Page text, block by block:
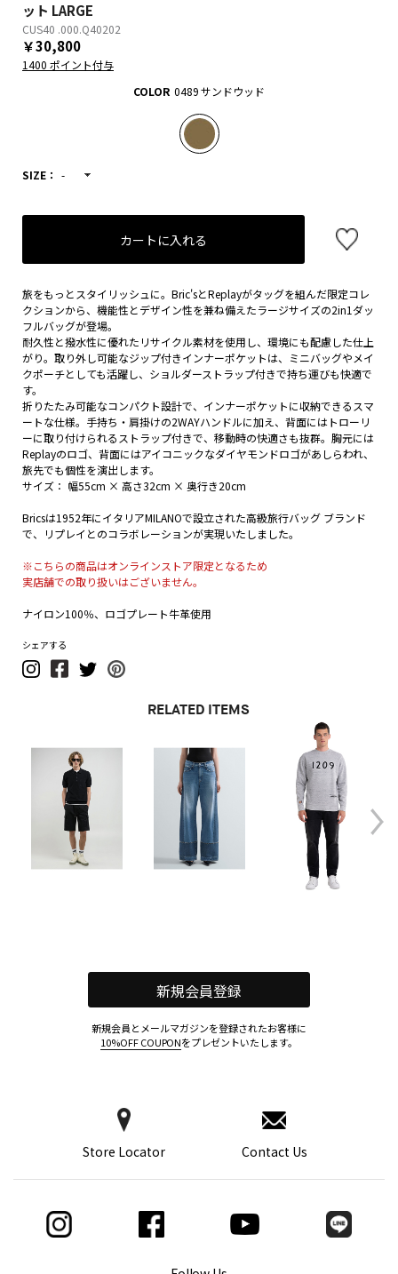
ット LARGE
CUS40 .000.Q40202
￥30,800
1400 ポイント付与
COLOR 0489 サンドウッド
SIZE： -
カートに入れる
旅をもっとスタイリッシュに。Bric'sとReplayがタッグを組んだ限定コレ
クションから、機能性とデザイン性を兼ね備えたラージサイズの2in1ダッ
フルバッグが登場。
耐久性と撥水性に優れたリサイクル素材を使用し、環境にも配慮した仕上
がり。取り外し可能なジップ付きインナーポケットは、ミニバッグやメイ
クポーチとしても活躍し、ショルダーストラップ付きで持ち運びも快適で
す。
折りたたみ可能なコンパクト設計で、インナーポケットに収納できるスマ
ートな仕様。手持ち・肩掛けの2WAYハンドルに加え、背面にはトローリ
ーに取り付けられるストラップ付きで、移動時の快適さも抜群。胸元には
Replayのロゴ、背面にはアイコニックなダイヤモンドロゴがあしらわれ、
旅先でも個性を演出します。
サイズ： 幅55cm × 高さ32cm × 奥行き20cm
Bricsは1952年にイタリアMILANOで設立された高級旅行バッグ ブランド
で、リプレイとのコラボレーションが実現いたしました。
※こちらの商品はオンラインストア限定となるため
実店舗での取り扱いはございません。
ナイロン100％、ロゴプレート牛革使用
シェアする
RELATED ITEMS
Store Locator Contact Us
新規会員登録
新規会員とメールマガジンを登録されたお客様に
10%OFF COUPONをプレゼントいたします。